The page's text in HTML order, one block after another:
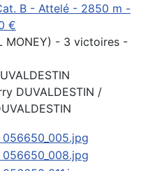
B - Attelé - 2850 m -
€
MONEY) - 3 victoires -
DUVALDESTIN /